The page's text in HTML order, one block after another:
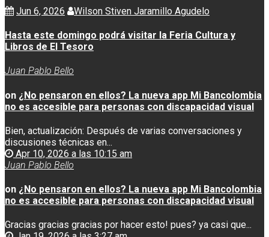
Jun 6, 2026 Wilson Stiven Jaramillo Agudelo
Hasta este domingo podrá visitar la Feria Cultura y
Libros de El Tesoro
Juan Pablo Bello
on ¿No pensaron en ellos? La nueva app Mi Bancolombia
no es accesible para personas con discapacidad visual
Bien, actualización: Después de varias conversaciones y
discusiones técnicas en...
Apr 10, 2026 a las 10:15 am
Juan Pablo Bello
on ¿No pensaron en ellos? La nueva app Mi Bancolombia
no es accesible para personas con discapacidad visual
Gracias gracias gracias por hacer esto! pues? ya casi que...